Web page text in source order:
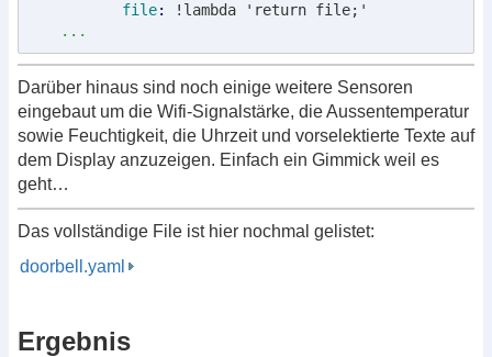
          file
:
!lambda 'return file;'
...
Darüber hinaus sind noch einige weitere Sensoren
eingebaut um die Wifi-Signalstärke, die Aussentemperatur
sowie Feuchtigkeit, die Uhrzeit und vorselektierte Texte auf
dem Display anzuzeigen. Einfach ein Gimmick weil es
geht…
Das vollständige File ist hier nochmal gelistet:
doorbell.yaml
Ergebnis